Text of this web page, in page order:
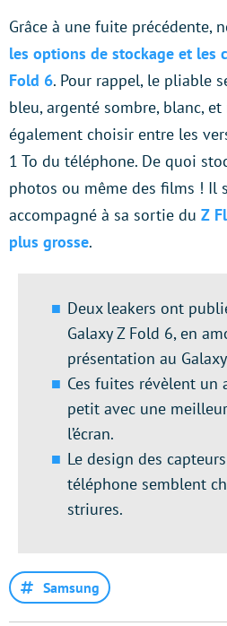
Grâce à une fuite précédente,
les options de stockage et les
Fold 6. Pour rappel, le pliable
bleu, argenté sombre, blanc,
également choisir entre les
1 To du téléphone. De quoi
photos ou même des films ! Il
accompagné à sa sortie du Z
plus grosse.
Deux leakers ont
Galaxy Z Fold 6, en
présentation au
Ces fuites révèlent un
petit avec une
l’écran.
Le design des
téléphone semblent
striures.
Samsung